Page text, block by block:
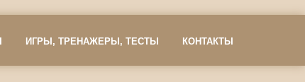
ИГРЫ, ТРЕНАЖЕРЫ, ТЕСТЫ КОНТАКТЫ